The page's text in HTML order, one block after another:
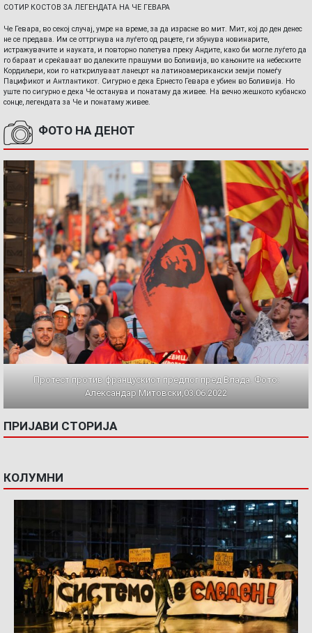
СОТИР КОСТОВ ЗА ЛЕГЕНДАТА НА ЧЕ ГЕВАРА
Че Гевара, во секој случај, умре на време, за да израсне во мит. Мит, кој до ден денес
не се предава. Им се оттргнува на луѓето од рацете, ги збунува новинарите,
истражувачите и науката, и повторно полетува преку Андите, како би могле луѓето да
го бараат и среќаваат во далеките прашуми во Боливија, во кањоните на небеските
Кордиљери, кои го наткрилуваат ланецот на латиноамерикански земји помеѓу
Пацификот и Антлантикот. Сигурно е дека Ернесто Гевара е убиен во Боливија. Но
уште по сигурно е дека Че останува и понатаму да живее. На вечно жешкото кубанско
сонце, легендата за Че и понатаму живее.
ФОТО НА ДЕНОТ
Протест против францускиот предлог пред Влада. Фото:
Александар Митовски,03.06.2022
ПРИЈАВИ СТОРИЈА
КОЛУМНИ